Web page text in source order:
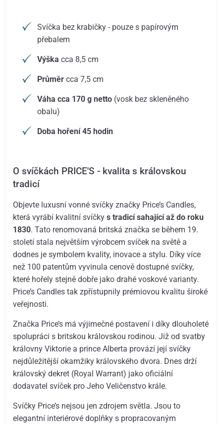
Svíčka bez krabičky - pouze s papírovým
přebalem
Výška cca 8,5 cm
Průměr cca 7,5 cm
Váha cca 170 g netto (vosk bez skleněného
obalu)
Doba hoření 45 hodin
O svíčkách PRICE'S - kvalita s královskou
tradicí
Objevte luxusní vonné svíčky značky Price’s Candles,
která vyrábí kvalitní svíčkys tradicí sahající až do roku
1830. Tato renomovaná britská značka se během 19.
století stala největším výrobcem svíček na světě a
dodnes je symbolem kvality, inovace a stylu. Díky více
než 100 patentům vyvinula cenově dostupné svíčky,
které hořely stejně dobře jako drahé voskové varianty.
Price’s Candles tak zpřístupnily prémiovou kvalitu široké
veřejnosti.
Značka Price’s má výjimečné postavení i díky dlouholeté
spolupráci s britskou královskou rodinou. Již od svatby
královny Viktorie a prince Alberta provází její svíčky
nejdůležitější okamžiky královského dvora. Dnes drží
královský dekret (Royal Warrant) jako oficiální
dodavatel svíček pro Jeho Veličenstvo krále.
Svíčky Price’s nejsou jen zdrojem světla. Jsou to
elegantní interiérové doplňky s propracovaným